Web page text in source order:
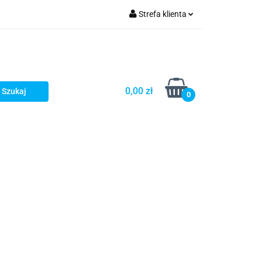
Strefa klienta
Dodaj zgłoszenie
0,00 zł 0